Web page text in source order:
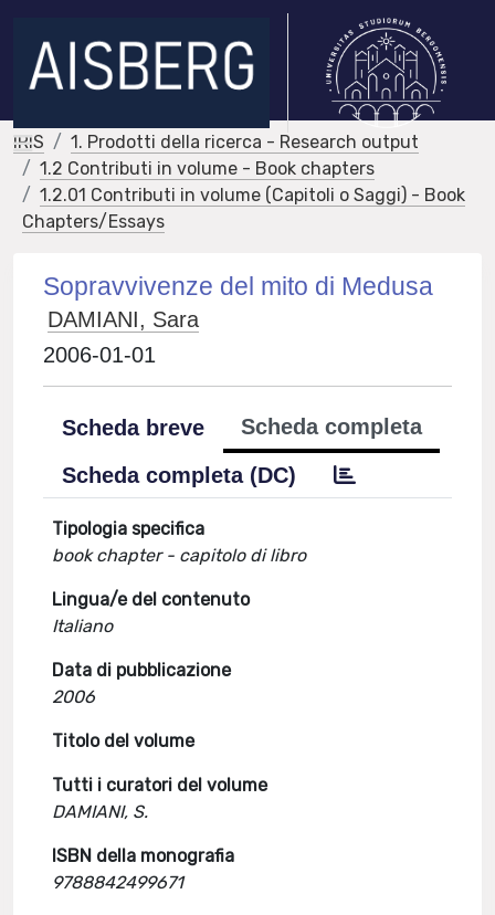
IRIS
1. Prodotti della ricerca - Research output
1.2 Contributi in volume - Book chapters
1.2.01 Contributi in volume (Capitoli o Saggi) - Book
Chapters/Essays
Sopravvivenze del mito di Medusa
DAMIANI, Sara
2006-01-01
Scheda breve
Scheda completa
Scheda completa (DC)
Tipologia specifica
book chapter - capitolo di libro
Lingua/e del contenuto
Italiano
Data di pubblicazione
2006
Titolo del volume
Tutti i curatori del volume
DAMIANI, S.
ISBN della monografia
9788842499671